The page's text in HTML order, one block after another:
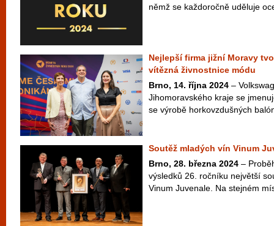
němž se každoročně uděluje
Nejlepší firma jižní Moravy
vítězná živnostnice módu
Brno, 14. října 2024 –
Jihomoravského kraje se
se výrobě horkovzdušných
Soutěž mladých vín Vinum
Brno, 28. března 2024 –
výsledků 26. ročníku největší
Vinum Juvenale. Na stejném